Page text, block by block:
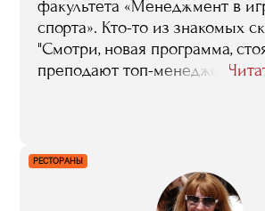
факультета «Менеджмент в
спорта». Кто-то из знакомых
"Смотри, новая программа,
преподают топ-менеджеры: из
что-то новое узнавать, как-то
совершенствоваться. В
это совершенно необходимо,
РЕСТОРАНЫ